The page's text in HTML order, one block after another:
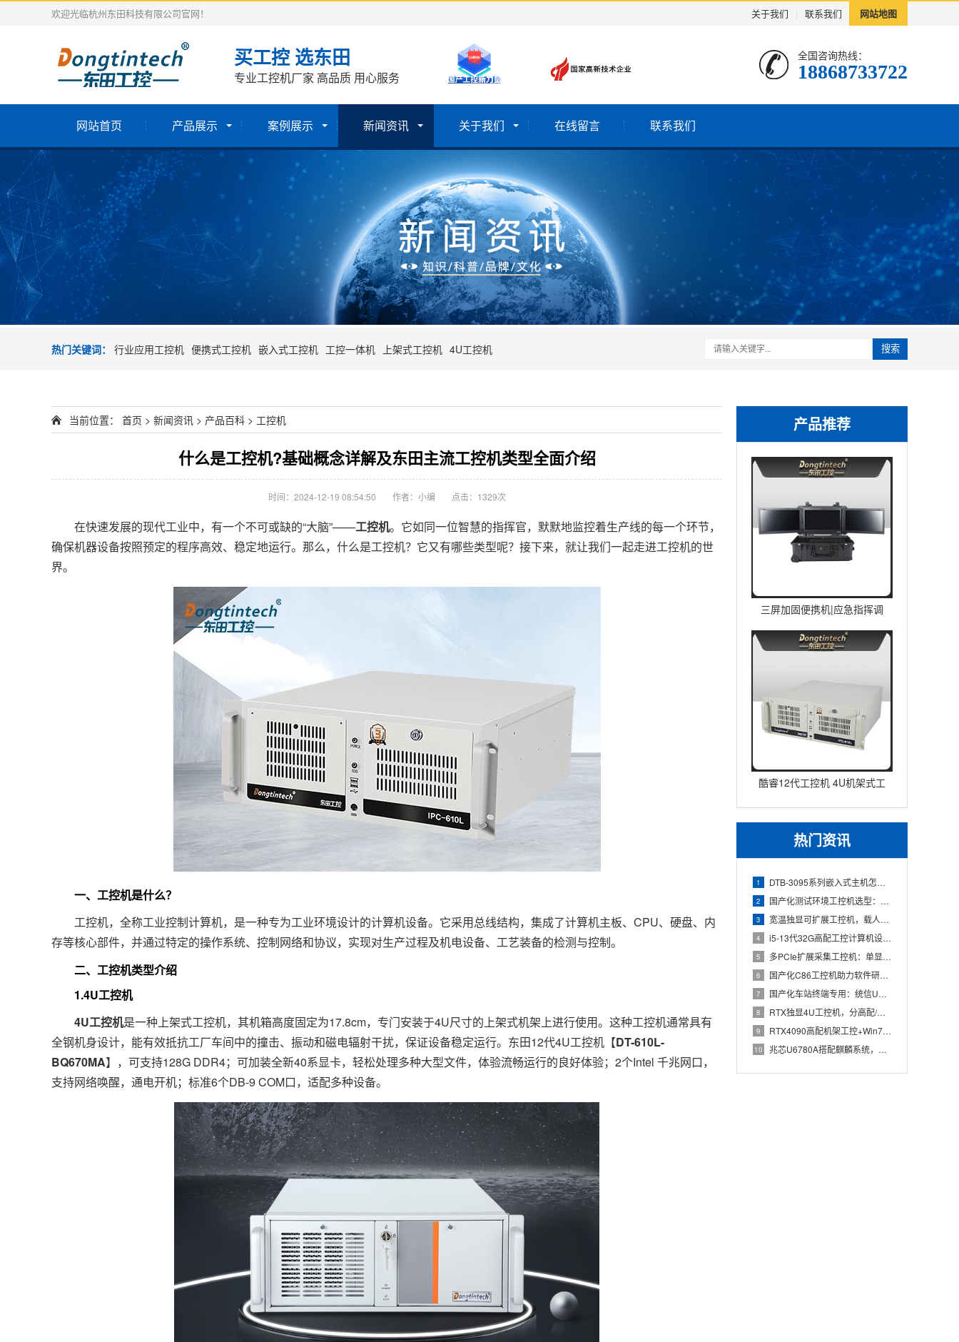
关于我们 联系我们 网站地图
欢迎光临杭州东田科技有限公司官网！
买工控 选东田
专业工控机厂家 高品质 用心服务
全国咨询热线：
18868733722
网站首页 产品展示 案例展示 新闻资讯 关于我们 在线留言 联系我们
热门关键词： 行业应用工控机 便携式工控机 嵌入式工控机 工控一体机 上架式工控机 4U工控机 搜索
产品推荐
三屏加固便携机|应急指挥调
度台移动终端|DTG-U1713-
酷睿12代工控机 4U机架式工
业控制器 DT-610L-IZ
热门资讯
1 DTB-3095系列嵌入式主机怎么选：国产腾锐新款与Inte
2 国产化测试环境工控机选型：飞腾D3000+2U机架的组合优势
3 宽温独显可扩展工控机，载人飞行器地面控制方舱工控设备怎么选？
4 i5-13代32G高配工控计算机设备，智能制造工位整机显示成
5 多PCIe扩展采集工控机：单显卡+多路采集卡高性价比方案
6 国产化C86工控机助力软件研发：从需求分析到落地部署
7 国产化车站终端专用：统信UOS兆芯八核嵌入式轨交工控机落地方
8 RTX独显4U工控机，分高配/低配适配无人机作业全场景
9 RTX4090高配机架工控+Win7加固笔记本，航空测控硬件
10 兆芯U6780A搭配麒麟系统，国产化工控机赋能航站楼航显调度
当前位置： 首页 > 新闻资讯 > 产品百科 > 工控机
什么是工控机?基础概念详解及东田主流工控机类型全面介绍
时间：2024-12-19 08:54:50 作者：小编 点击： 1329次
在快速发展的现代工业中，有一个不可或缺的“大脑”——工控机。它如同一位智慧的指挥官，默默地监控着生产线的每一个环节，
确保机器设备按照预定的程序高效、稳定地运行。那么，什么是工控机？它又有哪些类型呢？接下来，就让我们一起走进工控机的世
界。
一、工控机是什么？
工控机，全称工业控制计算机，是一种专为工业环境设计的计算机设备。它采用总线结构，集成了计算机主板、CPU、硬盘、内
存等核心部件，并通过特定的操作系统、控制网络和协议，实现对生产过程及机电设备、工艺装备的检测与控制。
二、工控机类型介绍
1.4U工控机
4U工控机是一种上架式工控机，其机箱高度固定为17.8cm，专门安装于4U尺寸的上架式机架上进行使用。这种工控机通常具有
全钢机身设计，能有效抵抗工厂车间中的撞击、振动和磁电辐射干扰，保证设备稳定运行。东田12代4U工控机【DT-610L-
BQ670MA】，可支持128G DDR4；可加装全新40系显卡，轻松处理多种大型文件，体验流畅运行的良好体验；2个Intel 千兆网口，
支持网络唤醒，通电开机；标准6个DB-9 COM口，适配多种设备。